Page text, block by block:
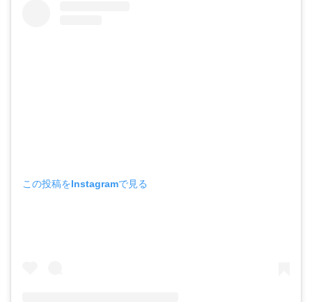
この投稿をInstagramで見る